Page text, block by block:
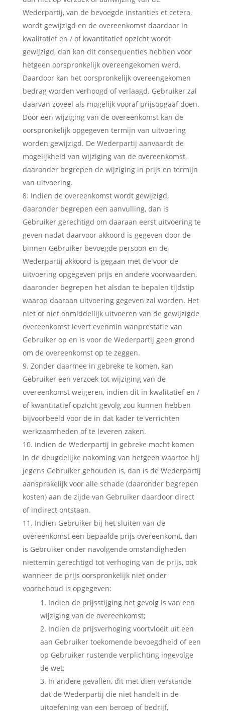
Wederpartij, van de bevoegde instanties et cetera,
wordt gewijzigd en de overeenkomst daardoor in
kwalitatief en / of kwantitatief opzicht wordt
gewijzigd, dan kan dit consequenties hebben voor
hetgeen oorspronkelijk overeengekomen werd.
Daardoor kan het oorspronkelijk overeengekomen
bedrag worden verhoogd of verlaagd. Gebruiker zal
daarvan zoveel als mogelijk vooraf prijsopgaaf doen.
Door een wijziging van de overeenkomst kan de
oorspronkelijk opgegeven termijn van uitvoering
worden gewijzigd. De Wederpartij aanvaardt de
mogelijkheid van wijziging van de overeenkomst,
daaronder begrepen de wijziging in prijs en termijn
van uitvoering.
Indien de overeenkomst wordt gewijzigd,
daaronder begrepen een aanvulling, dan is
Gebruiker gerechtigd om daaraan eerst uitvoering te
geven nadat daarvoor akkoord is gegeven door de
binnen Gebruiker bevoegde persoon en de
Wederpartij akkoord is gegaan met de voor de
uitvoering opgegeven prijs en andere voorwaarden,
daaronder begrepen het alsdan te bepalen tijdstip
waarop daaraan uitvoering gegeven zal worden. Het
niet of niet onmiddellijk uitvoeren van de gewijzigde
overeenkomst levert evenmin wanprestatie van
Gebruiker op en is voor de Wederpartij geen grond
om de overeenkomst op te zeggen.
Zonder daarmee in gebreke te komen, kan
Gebruiker een verzoek tot wijziging van de
overeenkomst weigeren, indien dit in kwalitatief en /
of kwantitatief opzicht gevolg zou kunnen hebben
bijvoorbeeld voor de in dat kader te verrichten
werkzaamheden of te leveren zaken.
Indien de Wederpartij in gebreke mocht komen
in de deugdelijke nakoming van hetgeen waartoe hij
jegens Gebruiker gehouden is, dan is de Wederpartij
aansprakelijk voor alle schade (daaronder begrepen
kosten) aan de zijde van Gebruiker daardoor direct
of indirect ontstaan.
Indien Gebruiker bij het sluiten van de
overeenkomst een bepaalde prijs overeenkomt, dan
is Gebruiker onder navolgende omstandigheden
niettemin gerechtigd tot verhoging van de prijs, ook
wanneer de prijs oorspronkelijk niet onder
voorbehoud is opgegeven:
Indien de prijsstijging het gevolg is van een
wijziging van de overeenkomst;
Indien de prijsverhoging voortvloeit uit een
aan Gebruiker toekomende bevoegdheid of een
op Gebruiker rustende verplichting ingevolge
de wet;
In andere gevallen, dit met dien verstande
dat de Wederpartij die niet handelt in de
uitoefening van een beroep of bedrijf,